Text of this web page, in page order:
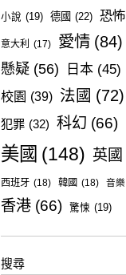
小說 (19) 德國 (22) 恐怖
意大利 (17) 愛情 (84)
懸疑 (56) 日本 (45)
校園 (39) 法國 (72)
犯罪 (32) 科幻 (66)
美國 (148) 英國
西班牙 (18) 韓國 (18) 音樂
香港 (66) 驚悚 (19)
搜尋